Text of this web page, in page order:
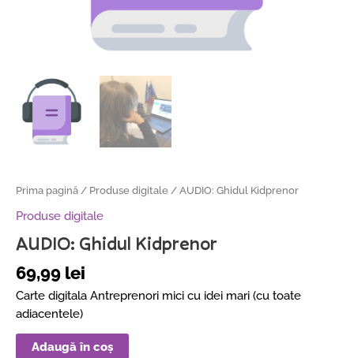
Prima pagină/ Produse digitale/ AUDIO: Ghidul Kidprenor
Produse digitale
AUDIO: Ghidul Kidprenor
69,99 lei
Carte digitala Antreprenori mici cu idei mari (cu toate
adiacentele)
Adaugă în coș